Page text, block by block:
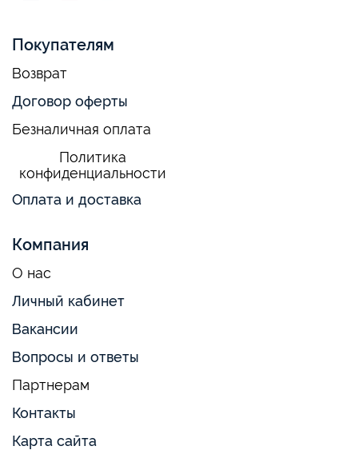
Покупателям
Возврат
Договор оферты
Безналичная оплата
Политика
конфиденциальности
Оплата и доставка
Компания
О нас
Личный кабинет
Вакансии
Вопросы и ответы
Партнерам
Контакты
Карта сайта